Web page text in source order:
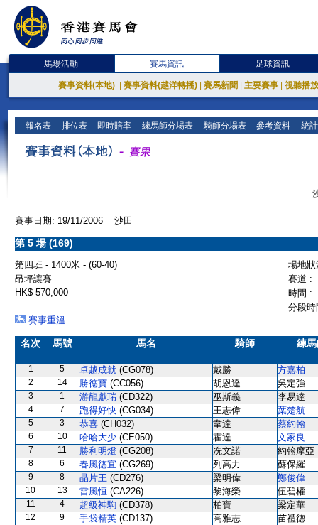
馬場活動 賽馬資訊 足球資訊
賽事資料(本地) 賽事資料(越洋轉播) 賽馬新聞 主要賽事 視聽播
報名表 排位表 即時賠率 練馬師分場表 騎師分場表 參考資料 統
賽事日期: 19/11/2006 沙田
第 5 場 (169)
第四班 - 1400米 - (60-40)
場地
昂坪讓賽
賽道 :
HK$ 570,000
時間 :
分段
賽事重溫
名次 馬號 馬名 騎師 練
1 5 卓越成就 (CG078) 戴勝 方嘉柏
2 14 勝德寶 (CC056) 胡恩達 吳定強
3 1 游龍獻瑞 (CD322) 巫斯義 李易達
4 7 跑得好快 (CG034) 王志偉 葉楚航
5 3 恭喜 (CH032) 韋達 蔡約翰
6 10 哈哈大少 (CE050) 霍達 文家良
7 11 勝利明燈 (CG208) 冼文諾 約翰摩亞
8 6 春風德宜 (CG269) 列高力 蘇保羅
9 8 晶片王 (CD276) 梁明偉 鄭俊偉
10 13 雷風恒 (CA226) 黎海榮 伍碧權
11 4 超級神駒 (CD378) 柏寶 梁定華
12 9 手袋精英 (CD137) 高雅志 苗禮德